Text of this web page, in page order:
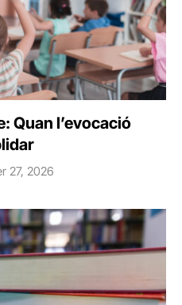
Quan l’evocació
27, 2026